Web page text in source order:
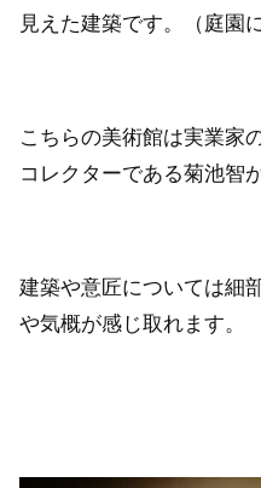
見えた建築です。（庭園
こちらの美術館は実業家
コレクターである菊池智
建築や意匠については細
や気概が感じ取れます。